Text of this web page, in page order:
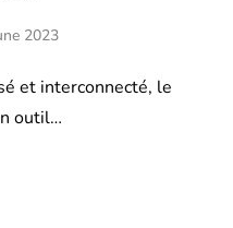
2023
et interconnecté, le
outil…